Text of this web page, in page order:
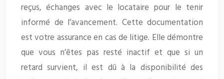
reçus, échanges avec le locataire pour le tenir
informé de l’avancement. Cette documentation
est votre assurance en cas de litige. Elle démontre
que vous n’êtes pas resté inactif et que si un
retard survient, il est dû à la disponibilité des